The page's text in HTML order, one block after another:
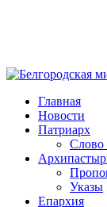
Главная
Новости
Патриарх
Слово
Указы
Епархия